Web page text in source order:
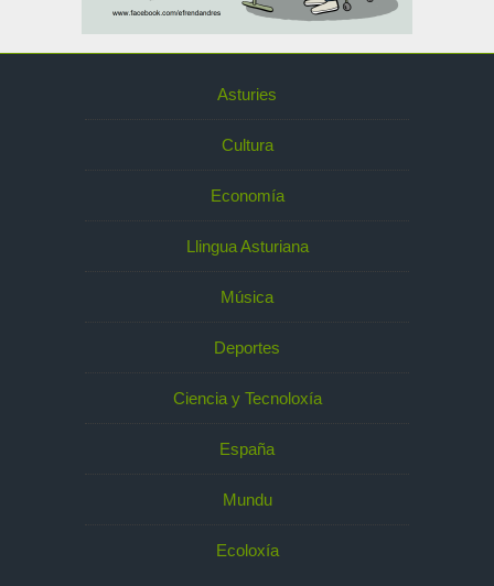
Asturies
Cultura
Economía
Llingua Asturiana
Música
Deportes
Ciencia y Tecnoloxía
España
Mundu
Ecoloxía